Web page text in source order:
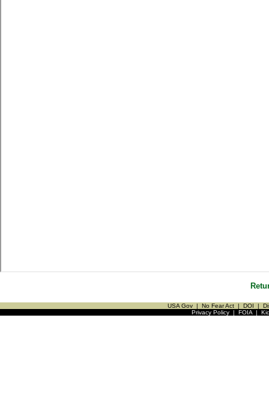
USA Gov | No Fear Act | DOI |
Privacy Policy| FOIA|